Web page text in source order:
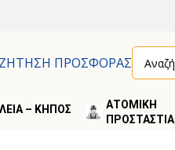
ΠΡΟΣΦΟΡΑΣ
– ΚΗΠΟΣ
ΑΤΟΜΙΚΗ
ΠΡΟΣΤΑΣΤΙΑ